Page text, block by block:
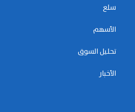
سلع
الأسهم
تحليل السوق
الأخبار